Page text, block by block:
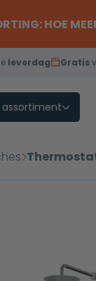
HOE
leverdag Gratis
assortiment